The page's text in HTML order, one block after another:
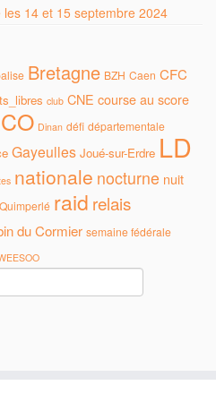
les 14 et 15 septembre 2024
Bretagne BZH Caen CFC
club CNE course au score
Dinan défi départementale
Gayeulles Joué-sur-Erdre LD
nationale nocturne nuit
Quimperlé raid relais
du Cormier semaine fédérale